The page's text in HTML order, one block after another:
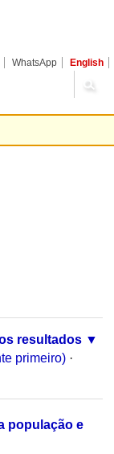
WhatsApp English
resultados
primeiro) ·
população e